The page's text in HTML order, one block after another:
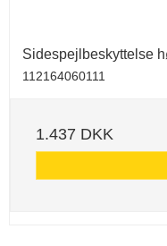
Sidespejlbeskyttelse
112164060111
1.437 DKK